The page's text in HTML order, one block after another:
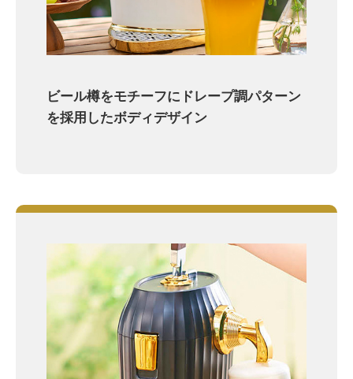
ビール樽をモチーフにドレープ調パターン
を採用したボディデザイン